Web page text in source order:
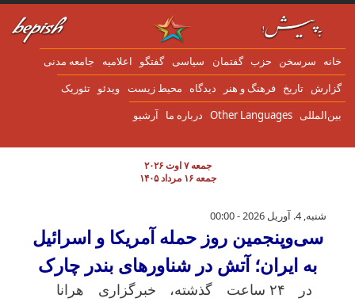
به محتوای اصلی
سرسخن حزب گفتمان سياسی گفتگو اعلاميه جامعه مدنی
تاریخ فرهنگ و هنر دیدگاه محیط زیست ویدئو تئوریک
Other Languages درباره ما آرشیو
جمعه ۷ اوت ۲۰۲۶
جمعه ۱۶ مرداد ۱۴۰۵
سی‌وپنجمین روز حمله آمریکا و اسرائیل به
شنبه, 4. آوریل 2026 - 00:00
سی‌وپنجمین روز حمله آمریکا و اسرائیل
به ایران؛ آتش در شناورهای بندر چارک
در ۲۴ ساعت گذشته، خبرگزاری هرانا